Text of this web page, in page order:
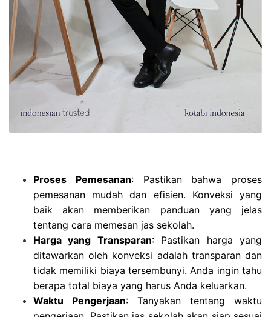
Proses Pemesanan: Pastikan bahwa proses
pemesanan mudah dan efisien. Konveksi yang
baik akan memberikan panduan yang jelas
tentang cara memesan jas sekolah.
Harga yang Transparan: Pastikan harga yang
ditawarkan oleh konveksi adalah transparan dan
tidak memiliki biaya tersembunyi. Anda ingin tahu
berapa total biaya yang harus Anda keluarkan.
Waktu Pengerjaan: Tanyakan tentang waktu